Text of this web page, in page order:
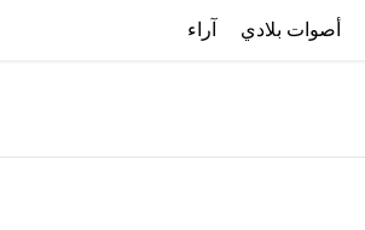
أصوات بلادي آراء